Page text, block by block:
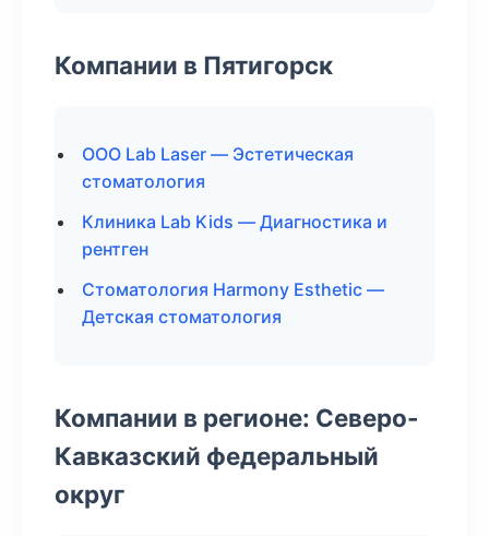
Компании в Пятигорск
ООО Lab Laser — Эстетическая
стоматология
Клиника Lab Kids — Диагностика и
рентген
Стоматология Harmony Esthetic —
Детская стоматология
Компании в регионе: Северо-
Кавказский федеральный
округ